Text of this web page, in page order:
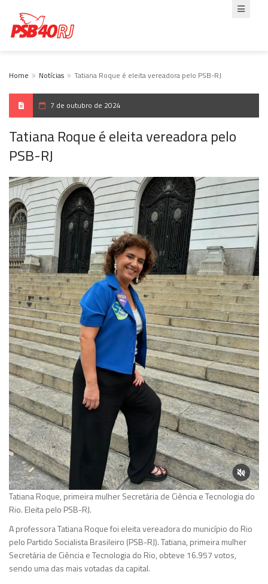
Home Notícias Tatiana Roque é eleita vereadora pelo PSB-RJ
7 de outubro de 2024
Tatiana Roque é eleita vereadora pelo
PSB-RJ
Tatiana Roque, primeira mulher Secretária de Ciência e Tecnologia do
Rio. Eleita pelo PSB-RJ.
A professora Tatiana Roque foi eleita vereadora do município do Rio
pelo Partido Socialista Brasileiro (PSB-RJ). Tatiana, primeira mulher
Secretária de Ciência e Tecnologia do Rio, obteve 16.957 votos,
sendo uma das mais votadas da capital.